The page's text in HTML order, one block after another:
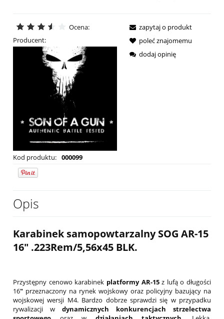
Ocena:
Producent:
Kod produktu: 000099
zapytaj o produkt
poleć znajomemu
dodaj opinię
Opis
Karabinek samopowtarzalny SOG AR-15
16" .223Rem/5,56x45 BLK.
Przystępny cenowo karabinek platformy AR-15z lufą o długości
16" przeznaczony na rynek wojskowy oraz policyjny bazujący na
wojskowej wersji M4. Bardzo dobrze sprawdzi się w przypadku
rywalizacji w dynamicznych konkurencjach strzelectwa